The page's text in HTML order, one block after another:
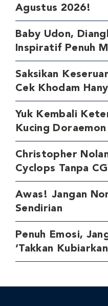
Agustus 2026!
Baby Udon,
Inspiratif Penuh
Saksikan
Cek Khodam
Yuk Kembali
Kucing
Christopher
Cyclops Tanpa
Awas! Jangan
Sendirian
Penuh Emosi,
‘Takkan